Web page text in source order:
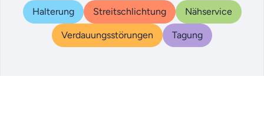
Halterung Streitschlichtung Nähservice
Verdauungsstörungen Tagung